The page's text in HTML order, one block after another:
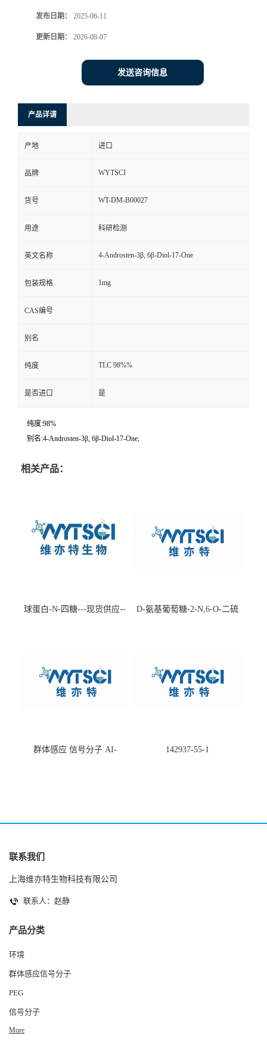
发布日期： 2025-06-11
更新日期： 2026-08-07
发送咨询信息
产品详请
产地 进口
品牌 WYTSCI
货号 WT-DM-B00027
用途 科研检测
英文名称 4-Androsten-3β, 6β-Diol-17-One
包装规格 1mg
CAS编号
别名
纯度 TLC 98%%
是否进口 是
纯度:98%
别名:4-Androsten-3β, 6β-Diol-17-One;
相关产品：
球蛋白-N-四糖---现货供应--
D-氨基葡萄糖-2-N,6-O-二硫
群体感应 信号分子 AI-
142937-55-1
联系我们
上海维亦特生物科技有限公司
联系人：赵静
产品分类
环境
群体感应信号分子
PEG
信号分子
More